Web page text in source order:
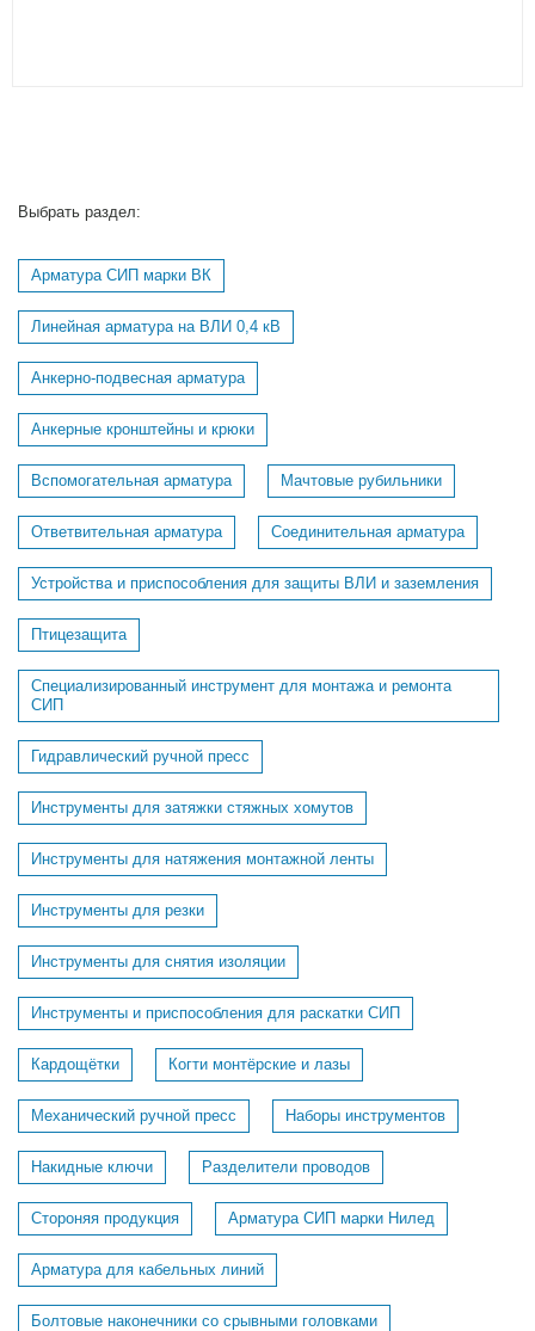
Выбрать раздел:
Арматура СИП марки ВК
Линейная арматура на ВЛИ 0,4 кВ
Анкерно-подвесная арматура
Анкерные кронштейны и крюки
Вспомогательная арматура Мачтовые рубильники
Ответвительная арматура Соединительная арматура
Устройства и приспособления для защиты ВЛИ и заземления
Птицезащита
Специализированный инструмент для монтажа и ремонта
СИП
Гидравлический ручной пресс
Инструменты для затяжки стяжных хомутов
Инструменты для натяжения монтажной ленты
Инструменты для резки
Инструменты для снятия изоляции
Инструменты и приспособления для раскатки СИП
Кардощётки Когти монтёрские и лазы
Механический ручной пресс Наборы инструментов
Накидные ключи Разделители проводов
Стороняя продукция Арматура СИП марки Нилед
Арматура для кабельных линий
Болтовые наконечники со срывными головками